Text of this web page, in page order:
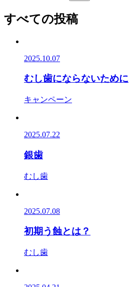
すべての投稿
2025.10.07
むし歯にならないために
キャンペーン
2025.07.22
銀歯
むし歯
2025.07.08
初期う蝕とは？
むし歯